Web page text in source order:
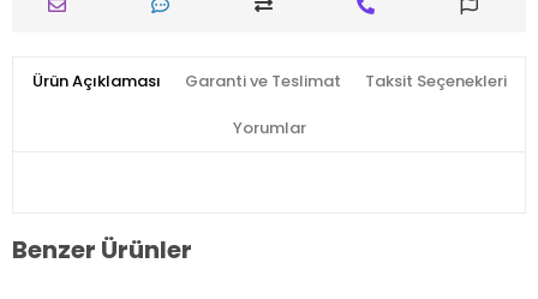
Ürün Açıklaması Garanti ve Teslimat Taksit Seçenekleri
Yorumlar
Benzer Ürünler